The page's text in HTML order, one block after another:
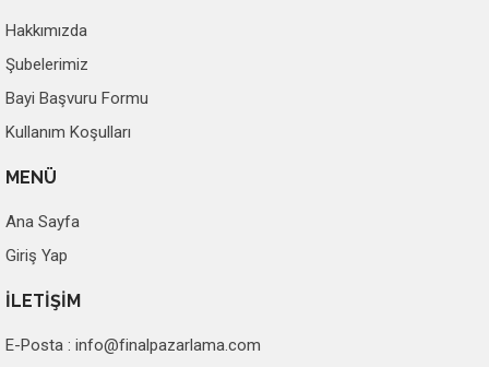
Hakkımızda
Şubelerimiz
Bayi Başvuru Formu
Kullanım Koşulları
MENÜ
Ana Sayfa
Giriş Yap
İLETİŞİM
E-Posta : info@finalpazarlama.com